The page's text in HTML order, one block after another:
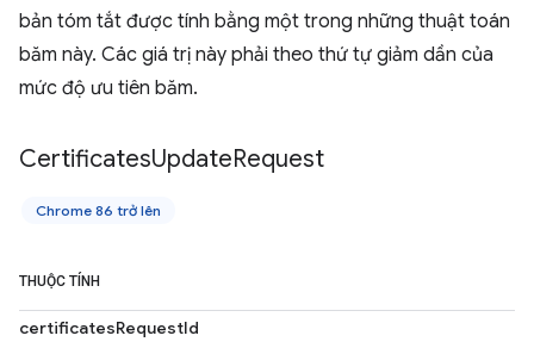
bản tóm tắt được tính bằng một trong những thuật toán
băm này. Các giá trị này phải theo thứ tự giảm dần của
mức độ ưu tiên băm.
CertificatesUpdateRequest
Chrome 86 trở lên
THUỘC TÍNH
certificatesRequestId